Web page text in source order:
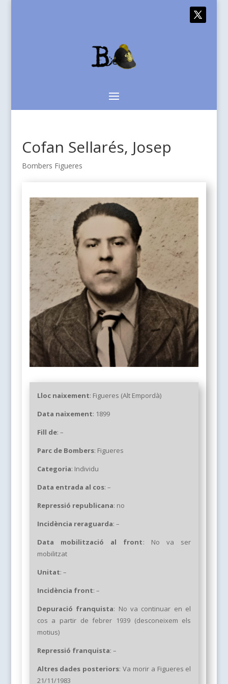
Cofan Sellarés, Josep
Bombers Figueres
Lloc naixement: Figueres (Alt Empordà)
Data naixement: 1899
Fill de: –
Parc de Bombers: Figueres
Categoria: Individu
Data entrada al cos: –
Repressió republicana: no
Incidència reraguarda: –
Data mobilització
al front: No va ser
mobilitzat
Unitat: –
Incidència front: –
Depuració franquista: No va continuar en el
cos a partir de febrer 1939 (desconeixem els
motius)
Repressió franquista: –
Altres dades posteriors: Va morir a Figueres el
21/11/1983